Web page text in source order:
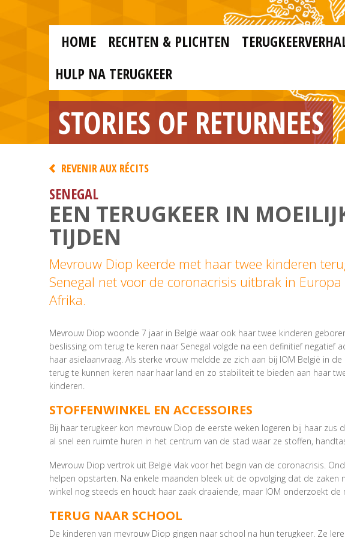
MAIN
MENU
NL
HOME RECHTEN & PLICHTEN
HULP NA TERUGKEER
STORIES OF RETURNEES
REVENIR AUX RÉCITS
SENEGAL
EEN TERUGKEER IN
TIJDEN
Mevrouw Diop keerde met haar twee kinderen
Senegal net voor de coronacrisis uitbrak in Europa
Afrika.
Mevrouw Diop woonde 7 jaar in België waar ook haar twee kinderen
beslissing om terug te keren naar Senegal volgde na een definitief negatief
haar asielaanvraag. Als sterke vrouw meldde ze zich aan bij IOM België in
terug te kunnen keren naar haar land en zo stabiliteit te bieden aan haar
kinderen.
STOFFENWINKEL EN ACCESSOIRES
Bij haar terugkeer kon mevrouw Diop de eerste weken logeren bij haar
al snel een ruimte huren in het centrum van de stad waar ze stoffen,
Mevrouw Diop vertrok uit België vlak voor het begin van de coronacrisis.
helpen opstarten. Na enkele maanden bleek uit de opvolging dat de
winkel nog steeds en houdt haar zaak draaiende, maar IOM onderzoekt
TERUG NAAR SCHOOL
De kinderen van mevrouw Diop gingen naar school na hun terugkeer. Ze